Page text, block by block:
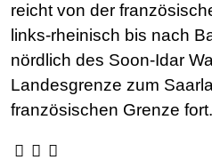
reicht von der
links-rheinisch bis nach
nördlich des Soon-Idar
Landesgrenze zum
französischen Grenze fort.